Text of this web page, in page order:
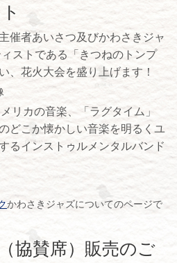
催者あいさつ及びかわさきジャ
ストである「きつねのトンプ
、花火大会を盛り上げます！
リカの音楽、「ラグタイム」
どこか懐かしい音楽を明るくユ
るインストゥルメンタルバンド
かわさきジャズについてのページで
協賛席）販売のご